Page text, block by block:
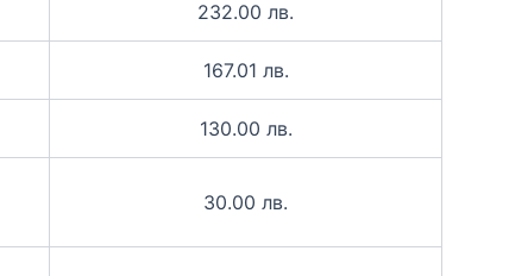
232.00 лв.
167.01 лв.
130.00 лв.
30.00 лв.